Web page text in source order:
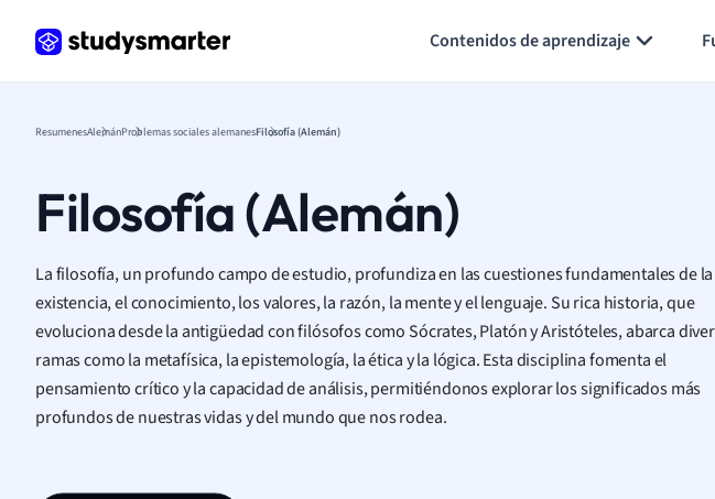
Contenidos de aprendizaje
ResumenesAlemánProblemas sociales alemanesFilosofía (Alemán)
Filosofía (Alemán)
La filosofía, un profundo campo de estudio, profundiza en las cuestiones fundamentales de la
existencia, el conocimiento, los valores, la razón, la mente y el lenguaje. Su rica historia, que
evoluciona desde la antigüedad con filósofos como Sócrates, Platón y Aristóteles, abarca
ramas como la metafísica, la epistemología, la ética y la lógica. Esta disciplina fomenta el
pensamiento crítico y la capacidad de análisis, permitiéndonos explorar los significados más
profundos de nuestras vidas y del mundo que nos rodea.